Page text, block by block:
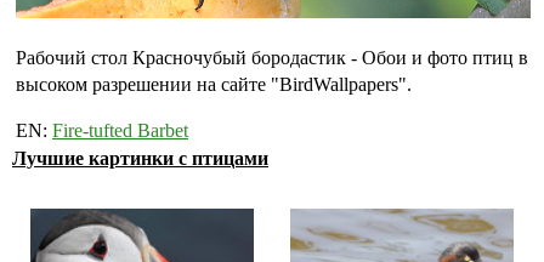
Рабочий стол Красночубый бородастик - Обои и фото птиц в
высоком разрешении на сайте "BirdWallpapers".
EN: Fire-tufted Barbet
Лучшие картинки с птицами